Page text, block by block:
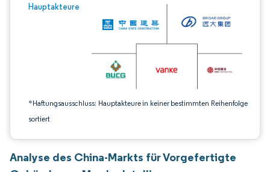
Hauptakteure
*Haftungsausschluss: Hauptakteure in keiner bestimmten Reihenfolge
sortiert
Bild © Mordor Intelligence. Wiederverwendung erfordert Namensnennung
Analyse des China-Markts für Vorgefertigte